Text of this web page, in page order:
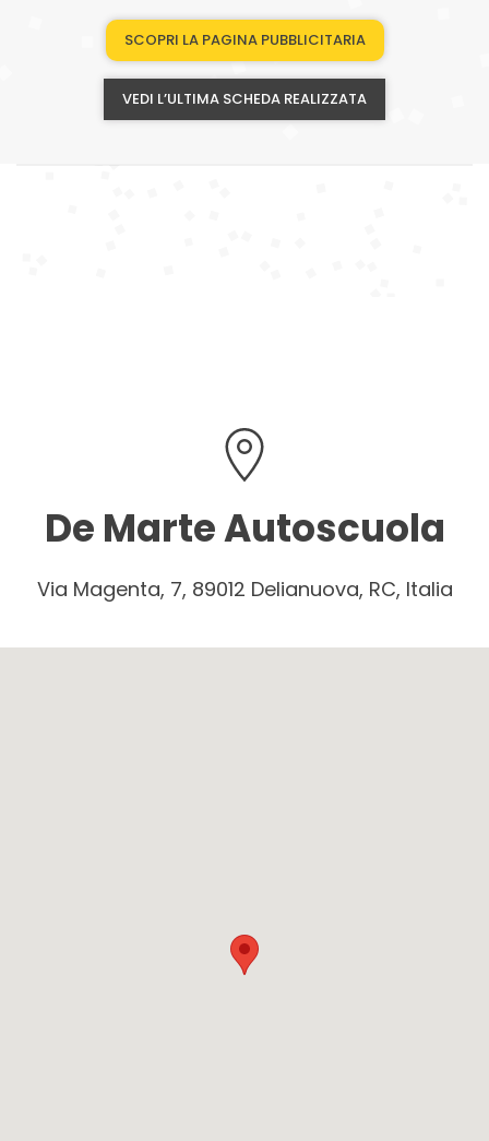
SCOPRI LA PAGINA PUBBLICITARIA
VEDI L’ULTIMA SCHEDA REALIZZATA
De Marte Autoscuola
Via Magenta, 7, 89012 Delianuova, RC, Italia